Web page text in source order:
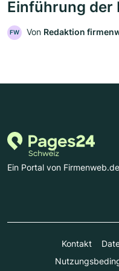
Einführung der
FW Von Redaktion
Ein Portal von Firmenweb.de
Kontakt